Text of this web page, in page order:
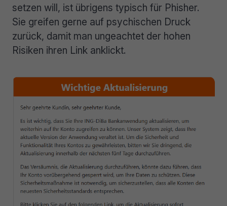
setzen will, ist übrigens typisch für Phisher.
Sie greifen gerne auf psychischen Druck
zurück, damit man ungeachtet der hohen
Risiken ihren Link anklickt.